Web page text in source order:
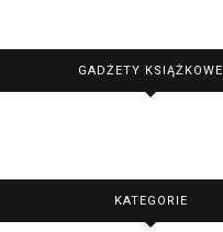
GADŻETY KSIĄŻKOWE
KATEGORIE